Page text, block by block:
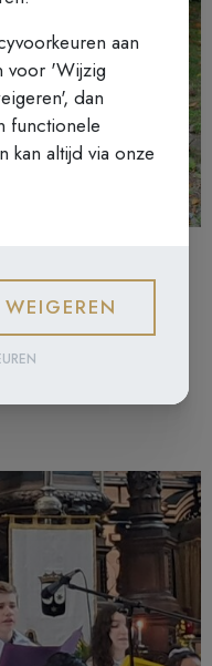
aan
voor 'Wijzig
dan
functionele
kan altijd via onze
WEIGEREN